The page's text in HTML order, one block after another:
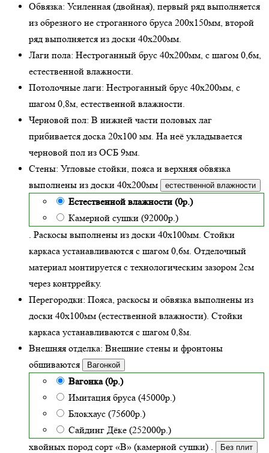
Обвязка: Усиленная (двойная), первый ряд выполняется
из обрезного не строганного бруса 200х150мм, второй
ряд выполняется из доски 40х200мм.
Лаги пола: Нестроганный брус 40х200мм, с шагом 0,6м,
естественной влажности.
Потолочные лаги: Нестроганный брус 40х200мм, с
шагом 0,8м, естественной влажности.
Черновой пол: В нижней части половых лаг
прибивается доска 20х100 мм. На неё укладывается
черновой пол из ОСБ 9мм.
Стены: Угловые стойки, пояса и верхняя обвязка
выполнены из доски 40х200мм естественной влажности
Естественной влажности (0р.)
Камерной сушки (92000р.)
. Раскосы выполнены из доски 40х100мм. Стойки
каркаса устанавливаются с шагом 0,6м. Отделочный
материал монтируется с технологическим зазором 2см
через контррейку.
Перегородки: Пояса, раскосы и обвязка выполнены из
доски 40х100мм (естественной влажности). Стойки
каркаса устанавливаются с шагом 0,8м.
Внешняя отделка: Внешние стены и фронтоны
обшиваются
Вагонкой
Вагонка (0р.)
Имитация бруса (45000р.)
Блокхаус (75600р.)
Сайдинг Дёке (252000р.)
хвойных пород сорт «В» (камерной сушки) . Без плит